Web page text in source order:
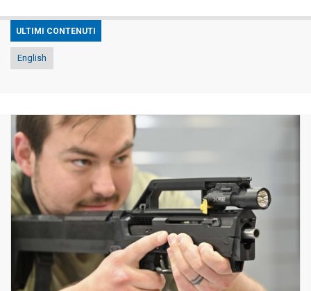
ULTIMI CONTENUTI
English